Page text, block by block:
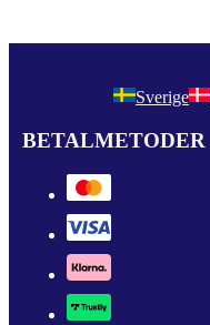
Sverige
BETALMETODER